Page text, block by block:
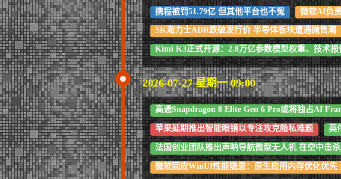
携程被罚51.79亿 但其他平台也不冤 微软AI负
SK海力士ADR跌破发行价 半导体板块遭遇抛售潮
Kimi K3正式开源：2.8万亿参数模型权重、技术报
2026-07-27 星期一 09:00
高通Snapdragon 8 Elite Gen 6 Pro或将独占AI
苹果延期推出智能眼镜以专注攻克隐私难题 英
法国创业团队推出声呐导航微型无人机 在空中击
微软回应WinUI性能隐患：原生应用内存优化优先